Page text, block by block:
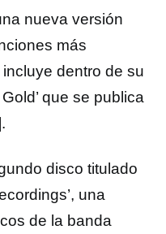
nueva versión
más
dentro de su
que se publica
disco titulado
una
de la banda